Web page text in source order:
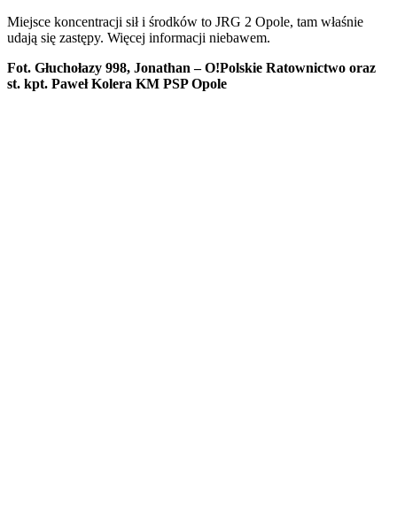
Miejsce koncentracji sił i środków to JRG 2 Opole, tam właśnie
udają się zastępy. Więcej informacji niebawem.
Fot. Głuchołazy 998, Jonathan – O!Polskie Ratownictwo oraz
st. kpt. Paweł Kolera KM PSP Opole